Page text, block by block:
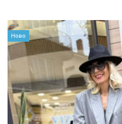
Ново